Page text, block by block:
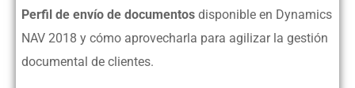
Perfil de envío de documentos disponible en Dynamics
NAV 2018 y cómo aprovecharla para agilizar la gestión
documental de clientes.